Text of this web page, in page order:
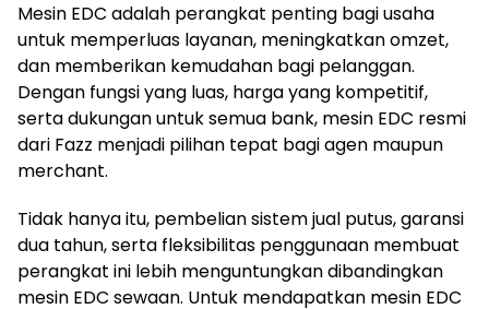
Mesin EDC adalah perangkat penting bagi usaha
untuk memperluas layanan, meningkatkan omzet,
dan memberikan kemudahan bagi pelanggan.
Dengan fungsi yang luas, harga yang kompetitif,
serta dukungan untuk semua bank, mesin EDC resmi
dari Fazz menjadi pilihan tepat bagi agen maupun
merchant.
Tidak hanya itu, pembelian sistem jual putus, garansi
dua tahun, serta fleksibilitas penggunaan membuat
perangkat ini lebih menguntungkan dibandingkan
mesin EDC sewaan. Untuk mendapatkan mesin EDC